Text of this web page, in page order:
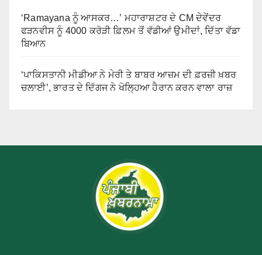
‘Ramayana ਨੂੰ ਆਸਕਰ…’ ਮਹਾਰਾਸ਼ਟਰ ਦੇ CM ਦੇਵੇਂਦਰ
ਫੜਨਵੀਸ ਨੂੰ 4000 ਕਰੋੜੀ ਫ਼ਿਲਮ ਤੋਂ ਵੱਡੀਆਂ ਉਮੀਦਾਂ, ਦਿੱਤਾ ਵੱਡਾ
ਬਿਆਨ
‘ਪਾਕਿਸਤਾਨੀ ਮੀਡੀਆ ਨੇ ਮੇਰੀ ਤੇ ਬਾਬਰ ਆਜ਼ਮ ਦੀ ਫ਼ਰਜ਼ੀ ਖ਼ਬਰ
ਚਲਾਈ’, ਭਾਰਤ ਦੇ ਦਿੱਗਜ ਨੇ ਖੋਲ੍ਹਿਆ ਹੈਰਾਨ ਕਰਨ ਵਾਲਾ ਰਾਜ਼